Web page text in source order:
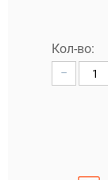
Кол-во:
−